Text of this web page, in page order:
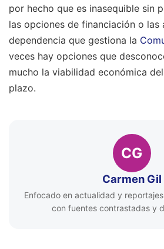
por hecho que es inasequible sin
las opciones de financiación o las
dependencia que gestiona la
veces hay opciones que
mucho la viabilidad económica
plazo.
CG
Carmen Gil
Enfocado en actualidad y
con fuentes contrastadas y